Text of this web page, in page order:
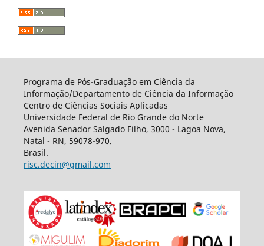
Programa de Pós-Graduação em Ciência da
Informação/Departamento de Ciência da Informação
Centro de Ciências Sociais Aplicadas
Universidade Federal de Rio Grande do Norte
Avenida Senador Salgado Filho, 3000 - Lagoa Nova,
Natal - RN, 59078-970.
Brasil.
risc.decin@gmail.com